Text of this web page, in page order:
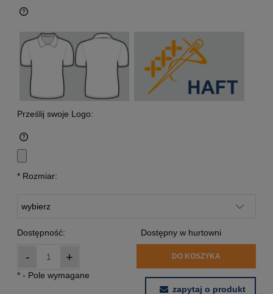
Prześlij swoje Logo:
* Rozmiar:
Dostępność: Dostępny w hurtowni
- + DO KOSZYKA
* - Pole wymagane
zapytaj o produkt